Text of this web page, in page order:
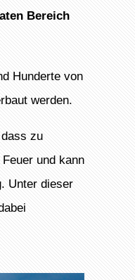
Bereich
Hunderte von
werden.
zu
und kann
Unter dieser